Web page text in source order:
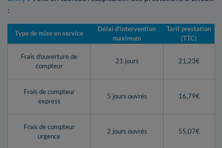
:
Type de mise en service
Délai d’intervention
maximum
Tarif prestation
(TTC)
Frais d'ouverture de
compteur
21 jours 21,23€
Frais de compteur
express
5 jours ouvrés 16,79€
Frais de compteur
urgence
2 jours ouvrés 55,07€